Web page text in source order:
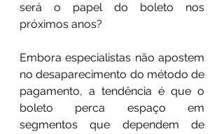
será o papel do boleto nos
próximos anos?
Embora especialistas não apostem
no desaparecimento do método de
pagamento, a tendência é que o
boleto perca espaço em
segmentos que dependem de